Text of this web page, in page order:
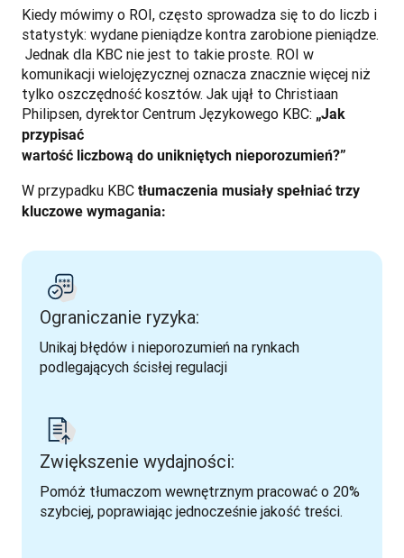
Kiedy mówimy o ROI, często sprowadza się to do liczb i
statystyk: wydane pieniądze kontra zarobione pieniądze.
komunikacji wielojęzycznej oznacza znacznie więcej niż
tylko oszczędność kosztów. Jak ujął to Christiaan
Philipsen, dyrektor Centrum Językowego KBC: „Jak
przypisać
wartość liczbową do unikniętych nieporozumień?”
W przypadku KBC tłumaczenia musiały spełniać trzy
kluczowe wymagania:
Ograniczanie ryzyka:
Unikaj błędów i nieporozumień na rynkach
podlegających ścisłej regulacji
Zwiększenie wydajności:
Pomóż tłumaczom wewnętrznym pracować o 20%
szybciej, poprawiając jednocześnie jakość treści.